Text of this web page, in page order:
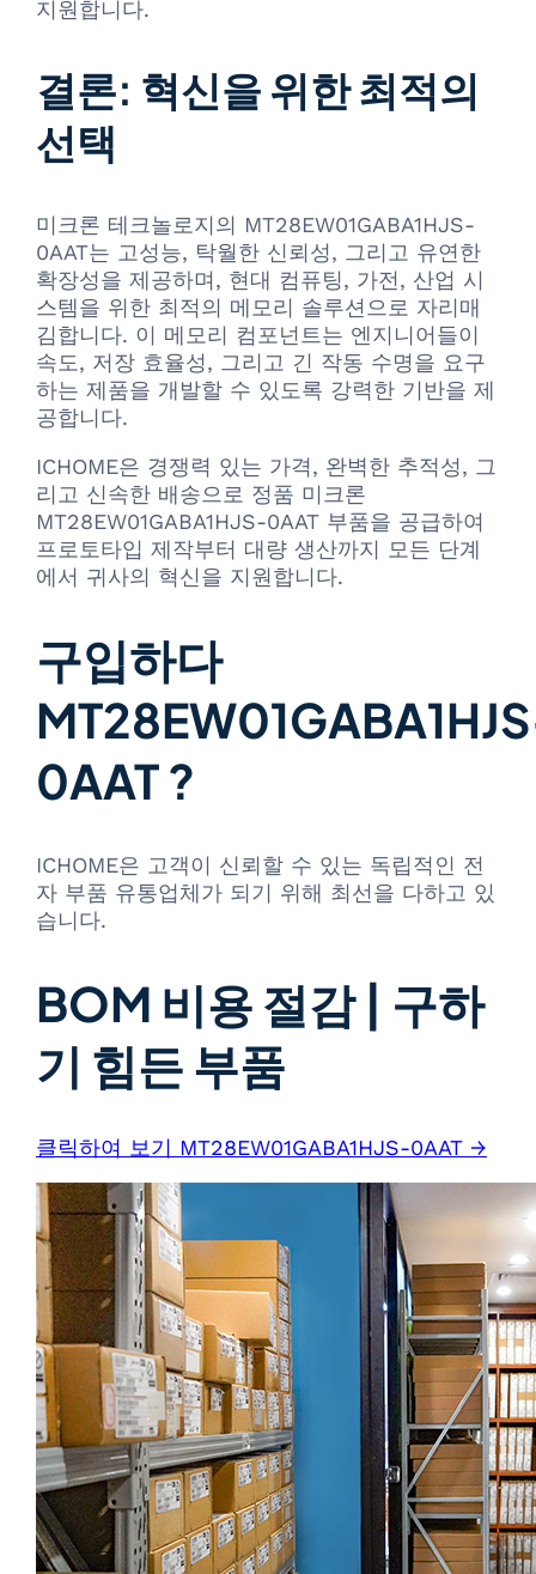
지원합니다.
결론: 혁신을 위한 최적의
선택
미크론 테크놀로지의 MT28EW01GABA1HJS-
0AAT는 고성능, 탁월한 신뢰성, 그리고 유연한
확장성을 제공하며, 현대 컴퓨팅, 가전, 산업 시
스템을 위한 최적의 메모리 솔루션으로 자리매
김합니다. 이 메모리 컴포넌트는 엔지니어들이
속도, 저장 효율성, 그리고 긴 작동 수명을 요구
하는 제품을 개발할 수 있도록 강력한 기반을 제
공합니다.
ICHOME은 경쟁력 있는 가격, 완벽한 추적성, 그
리고 신속한 배송으로 정품 미크론
MT28EW01GABA1HJS-0AAT 부품을 공급하여
프로토타입 제작부터 대량 생산까지 모든 단계
에서 귀사의 혁신을 지원합니다.
구입하다
0AAT ?
ICHOME은 고객이 신뢰할 수 있는 독립적인 전
자 부품 유통업체가 되기 위해 최선을 다하고 있
습니다.
BOM 비용 절감 | 구하
기 힘든 부품
클릭하여 보기 MT28EW01GABA1HJS-0AAT →